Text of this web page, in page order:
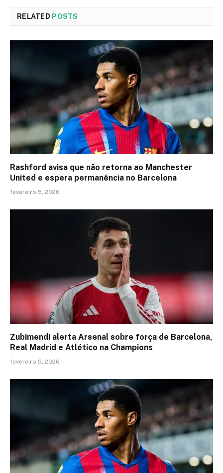
RELATED POSTS
Rashford avisa que não retorna ao Manchester
United e espera permanência no Barcelona
fevereiro 5, 2026
Zubimendi alerta Arsenal sobre força de Barcelona,
Real Madrid e Atlético na Champions
fevereiro 5, 2026